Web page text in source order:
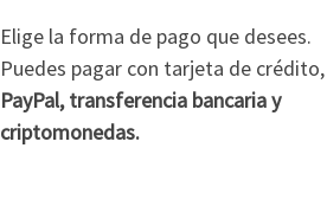
Elige la forma de pago que desees.
Puedes pagar con tarjeta de crédito,
PayPal, transferencia bancaria y
criptomonedas.